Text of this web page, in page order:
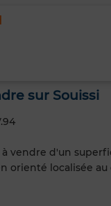
sur Souissi
à vendre d'un
orienté localisée